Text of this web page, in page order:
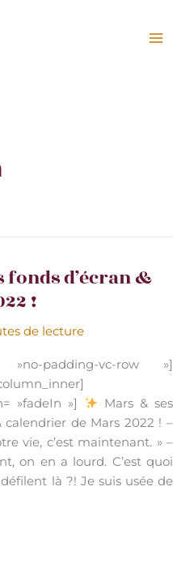
fonds d’écran &
!
de lecture
»no-padding-vc-row »]
»fadeIn »]
Mars & ses
calendrier de Mars 2022 ! –
vie, c’est maintenant. » –
on en a lourd. C’est quoi
là ?! Je suis usée de